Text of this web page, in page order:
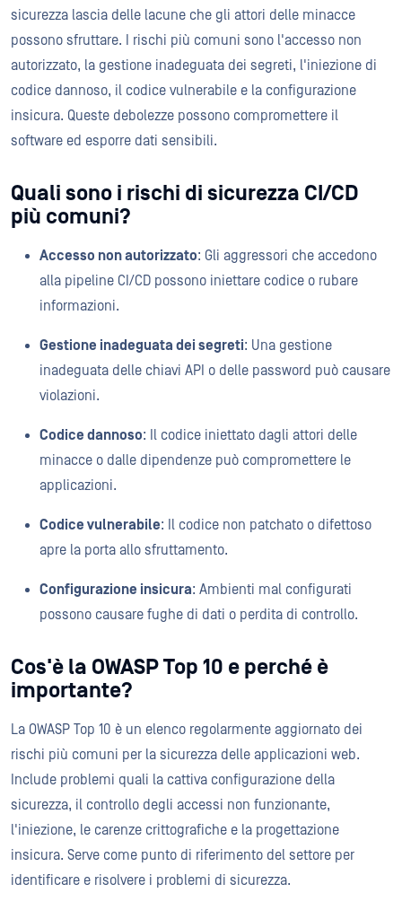
sicurezza lascia delle lacune che gli attori delle minacce
possono sfruttare. I rischi più comuni sono l'accesso non
autorizzato, la gestione inadeguata dei segreti, l'iniezione di
codice dannoso, il codice vulnerabile e la configurazione
insicura. Queste debolezze possono compromettere il
software ed esporre dati sensibili.
Quali sono i rischi di sicurezza CI/CD
più comuni?
Accesso non autorizzato: Gli aggressori che accedono
alla pipeline CI/CD possono iniettare codice o rubare
informazioni.
Gestione inadeguata dei segreti: Una gestione
inadeguata delle chiavi API o delle password può causare
violazioni.
Codice dannoso: Il codice iniettato dagli attori delle
minacce o dalle dipendenze può compromettere le
applicazioni.
Codice vulnerabile: Il codice non patchato o difettoso
apre la porta allo sfruttamento.
Configurazione insicura: Ambienti mal configurati
possono causare fughe di dati o perdita di controllo.
Cos'è la OWASP Top 10 e perché è
importante?
La OWASP Top 10 è un elenco regolarmente aggiornato dei
rischi più comuni per la sicurezza delle applicazioni web.
Include problemi quali la cattiva configurazione della
sicurezza, il controllo degli accessi non funzionante,
l'iniezione, le carenze crittografiche e la progettazione
insicura. Serve come punto di riferimento del settore per
identificare e risolvere i problemi di sicurezza.